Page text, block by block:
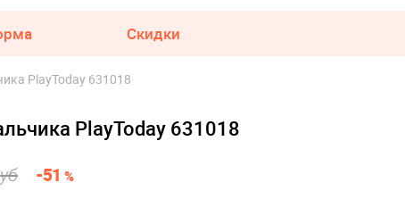
Скидки
PlayToday 631018
PlayToday 631018
-51 %